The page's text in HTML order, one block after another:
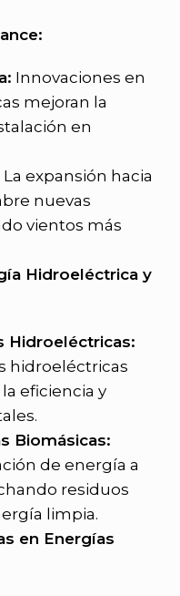
Innovaciones en
mejoran la
en
La expansión hacia
nuevas
vientos más
Hidroeléctrica y
Hidroeléctricas:
hidroeléctricas
eficiencia y
Biomásicas:
de energía a
residuos
limpia.
en Energías